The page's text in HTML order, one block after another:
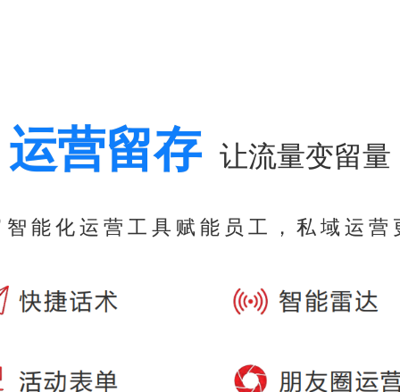
运营留存 让流量变留量
智能化运营工具赋能员工，私域运营